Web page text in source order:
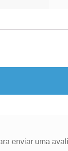
enviar uma